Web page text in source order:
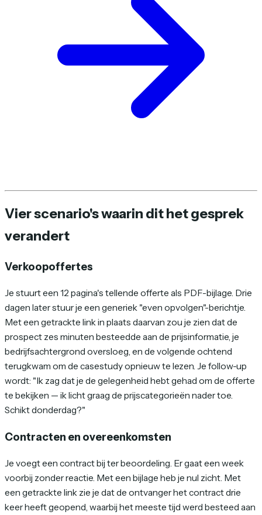
Vier scenario's waarin dit het gesprek
verandert
Verkoopoffertes
Je stuurt een 12 pagina's tellende offerte als PDF-bijlage. Drie
dagen later stuur je een generiek "even opvolgen"-berichtje.
Met een getrackte link in plaats daarvan zou je zien dat de
prospect zes minuten besteedde aan de prijsinformatie, je
bedrijfsachtergrond oversloeg, en de volgende ochtend
terugkwam om de casestudy opnieuw te lezen. Je follow-up
wordt: "Ik zag dat je de gelegenheid hebt gehad om de offerte
te bekijken — ik licht graag de prijscategorieën nader toe.
Schikt donderdag?"
Contracten en overeenkomsten
Je voegt een contract bij ter beoordeling. Er gaat een week
voorbij zonder reactie. Met een bijlage heb je nul zicht. Met
een getrackte link zie je dat de ontvanger het contract drie
keer heeft geopend, waarbij het meeste tijd werd besteed aan